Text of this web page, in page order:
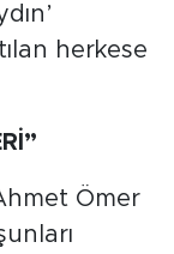
herkese
Ömer